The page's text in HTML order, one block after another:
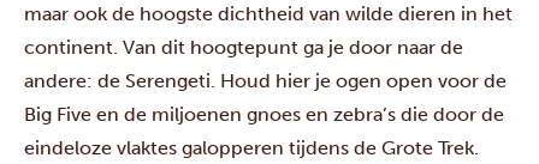
maar ook de hoogste dichtheid van wilde dieren in het
continent. Van dit hoogtepunt ga je door naar de
andere: de Serengeti. Houd hier je ogen open voor de
Big Five en de miljoenen gnoes en zebra’s die door de
eindeloze vlaktes galopperen tijdens de Grote Trek.